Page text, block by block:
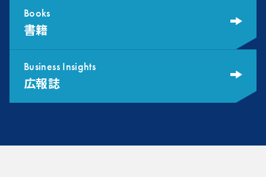
Books
書籍
Business Insights
広報誌